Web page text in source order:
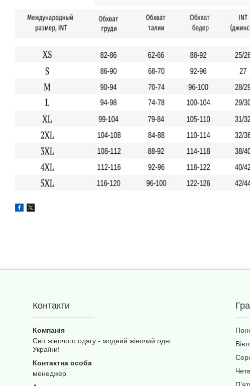
Контакти
Світ жіночого одягу - модний жіночий одяг
України!
менеджер